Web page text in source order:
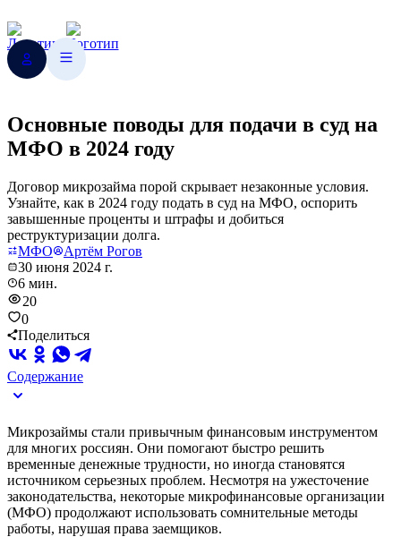
Основные поводы для подачи в суд на
МФО в 2024 году
Договор микрозайма порой скрывает незаконные условия.
Узнайте, как в 2024 году подать в суд на МФО, оспорить
завышенные проценты и штрафы и добиться
реструктуризации долга.
МФО
Артём Рогов
30 июня 2024 г.
6 мин.
20
0
Поделиться
Содержание
Микрозаймы стали привычным финансовым инструментом
для многих россиян. Они помогают быстро решить
временные денежные трудности, но иногда становятся
источником серьезных проблем. Несмотря на ужесточение
законодательства, некоторые микрофинансовые организации
(МФО) продолжают использовать сомнительные методы
работы, нарушая права заемщиков.